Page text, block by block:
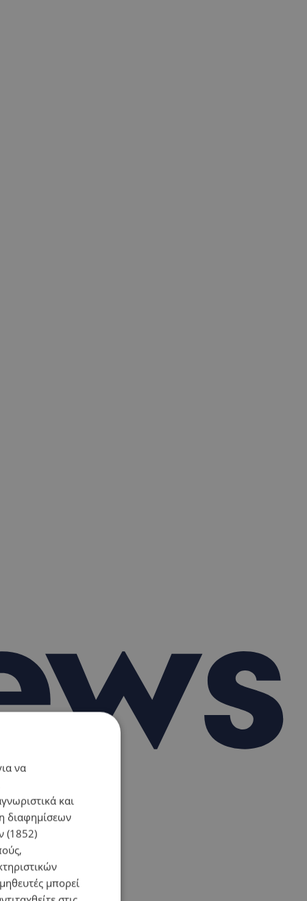
να
και
διαφημίσεων
(1852)
μπορεί